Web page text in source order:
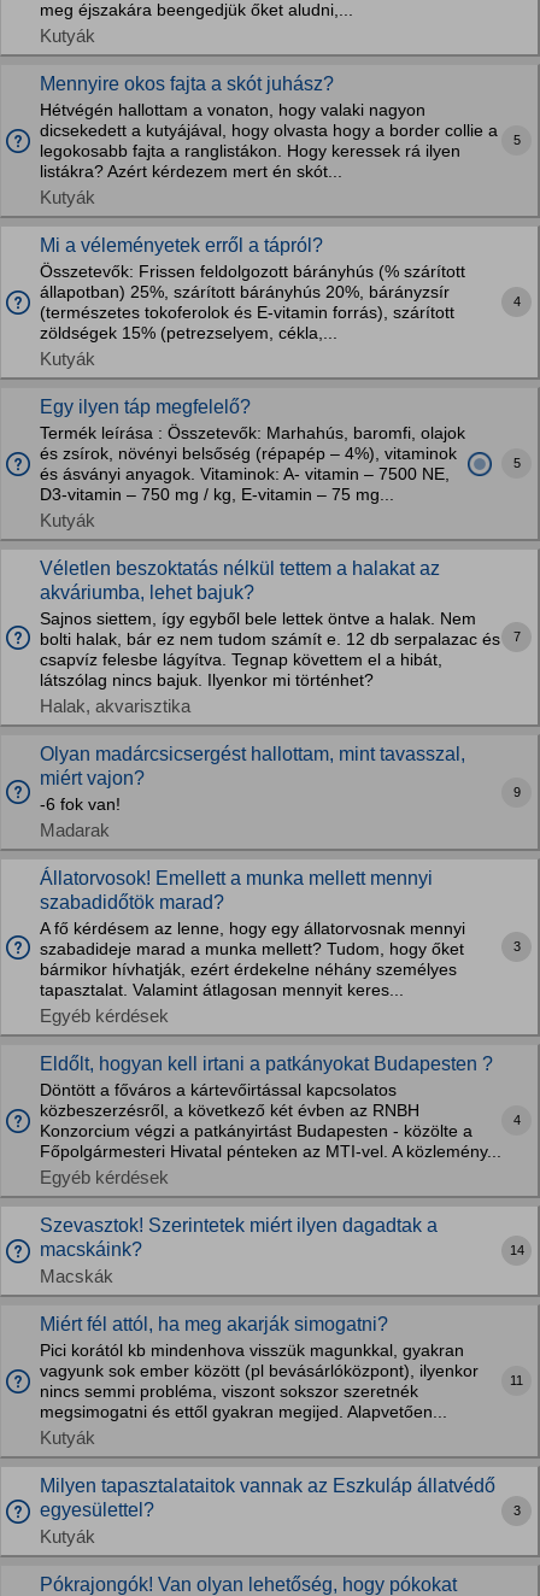
meg éjszakára beengedjük őket aludni,...
Kutyák
Mennyire okos fajta a skót juhász?
Hétvégén hallottam a vonaton, hogy valaki nagyon
dicsekedett a kutyájával, hogy olvasta hogy a border collie a
legokosabb fajta a ranglistákon. Hogy keressek rá ilyen
listákra? Azért kérdezem mert én skót...
Kutyák
5
Mi a véleményetek erről a tápról?
Összetevők: Frissen feldolgozott bárányhús (% szárított
állapotban) 25%, szárított bárányhús 20%, bárányzsír
(természetes tokoferolok és E-vitamin forrás), szárított
zöldségek 15% (petrezselyem, cékla,...
Kutyák
4
Egy ilyen táp megfelelő?
Termék leírása : Összetevők: Marhahús, baromfi, olajok
és zsírok, növényi belsőség (répapép – 4%), vitaminok
és ásványi anyagok. Vitaminok: A- vitamin – 7500 NE,
D3-vitamin – 750 mg / kg, E-vitamin – 75 mg...
Kutyák
5
Véletlen beszoktatás nélkül tettem a halakat az
akváriumba, lehet bajuk?
Sajnos siettem, így egyből bele lettek öntve a halak. Nem
bolti halak, bár ez nem tudom számít e. 12 db serpalazac és
csapvíz felesbe lágyítva. Tegnap követtem el a hibát,
látszólag nincs bajuk. Ilyenkor mi történhet?
Halak, akvarisztika
7
Olyan madárcsicsergést hallottam, mint tavasszal,
miért vajon?
-6 fok van!
Madarak
9
Állatorvosok! Emellett a munka mellett mennyi
szabadidőtök marad?
A fő kérdésem az lenne, hogy egy állatorvosnak mennyi
szabadideje marad a munka mellett? Tudom, hogy őket
bármikor hívhatják, ezért érdekelne néhány személyes
tapasztalat. Valamint átlagosan mennyit keres...
Egyéb kérdések
3
Eldőlt, hogyan kell irtani a patkányokat Budapesten ?
Döntött a főváros a kártevőirtással kapcsolatos
közbeszerzésről, a következő két évben az RNBH
Konzorcium végzi a patkányirtást Budapesten - közölte a
Főpolgármesteri Hivatal pénteken az MTI-vel. A közlemény...
Egyéb kérdések
4
Szevasztok! Szerintetek miért ilyen dagadtak a
macskáink?
Macskák
14
Miért fél attól, ha meg akarják simogatni?
Pici korától kb mindenhova visszük magunkkal, gyakran
vagyunk sok ember között (pl bevásárlóközpont), ilyenkor
nincs semmi probléma, viszont sokszor szeretnék
megsimogatni és ettől gyakran megijed. Alapvetően...
Kutyák
11
Milyen tapasztalataitok vannak az Eszkuláp állatvédő
egyesülettel?
Kutyák
3
Pókrajongók! Van olyan lehetőség, hogy pókokat